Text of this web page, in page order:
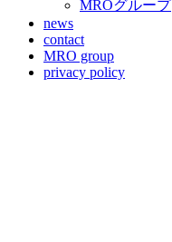
MROグループ
news
contact
MRO group
privacy policy